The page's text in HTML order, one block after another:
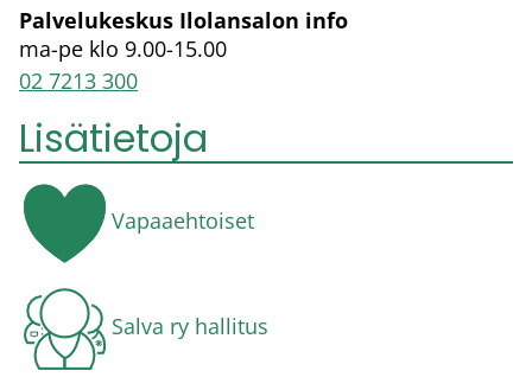
Palvelukeskus Ilolansalon info
ma-pe klo 9.00-15.00
02 7213 300
Lisätietoja
Vapaaehtoiset
Salva ry hallitus